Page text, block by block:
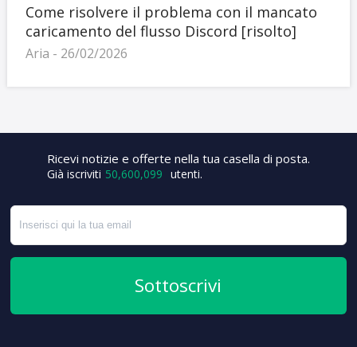
Come risolvere il problema con il mancato
caricamento del flusso Discord [risolto]
Aria - 26/02/2026
Ricevi notizie e offerte nella tua casella di posta.
Già iscriviti 50,600,105 utenti.
Sottoscrivi